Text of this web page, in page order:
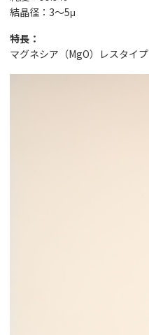
結晶径：3～5μ
特長：
マグネシア（MgO）レスタイプ